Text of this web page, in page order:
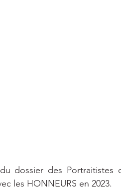
dossier des Portraitistes
les HONNEURS en 2023.